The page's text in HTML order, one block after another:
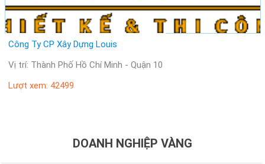
Công Ty CP Xây Dựng Louis
Vị trí: Thành Phố Hồ Chí Minh - Quận 10
Lượt xem: 42499
DOANH NGHIỆP VÀNG